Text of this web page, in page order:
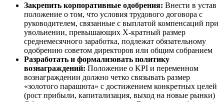
Закрепить корпоративные одобрения: Внести в устав
положение о том, что условия трудового договора с
руководителем, связанные с выплатой компенсаций при
увольнении, превышающих Х-кратный размер
среднемесячного заработка, подлежат обязательному
одобрению советом директоров или общим собранием
Разработать и формализовать политику
вознаграждений: Положение о KPI и переменном
вознаграждении должно четко связывать размер
«золотого парашюта» с достижением конкретных целей
(рост прибыли, капитализация, выход на новые рынки)